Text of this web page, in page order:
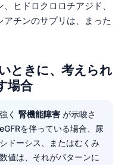
ヒドロクロロチアジド、
アチンのサプリは、まった
ときに、考えられ
場合
く 腎機能障害 が示唆さ
を伴っている場合、尿
ドーシス、またはむくみ
値は、それがパターンに